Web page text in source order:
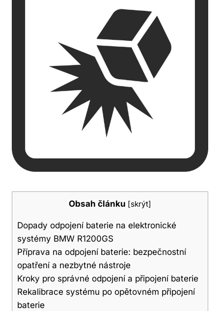
Obsah článku [skrýt]
Dopady odpojení baterie na elektronické
systémy BMW R1200GS
Příprava na odpojení baterie: bezpečnostní
opatření a nezbytné nástroje
Kroky pro správné odpojení a připojení baterie
Rekalibrace systému po opětovném připojení
baterie